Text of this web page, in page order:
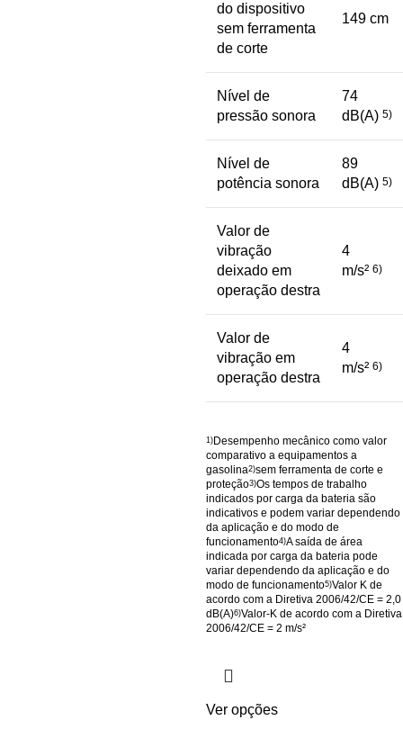
do dispositivo
sem ferramenta
de corte
149 cm
Nível de
pressão sonora
74
dB(A) 5)
Nível de
potência sonora
89
dB(A) 5)
Valor de
vibração
deixado em
operação destra
4
m/s² 6)
Valor de
vibração em
operação destra
4
m/s² 6)
1) Desempenho mecânico como valor
comparativo a equipamentos a
gasolina2)sem ferramenta de corte e
proteção3)Os tempos de trabalho
indicados por carga da bateria são
indicativos e podem variar dependendo
da aplicação e do modo de
funcionamento4)A saída de área
indicada por carga da bateria pode
variar dependendo da aplicação e do
modo de funcionamento5)Valor K de
acordo com a Diretiva 2006/42/CE = 2,0
dB(A)6)Valor-K de acordo com a Diretiva
2006/42/CE = 2 m/s²
Ver opções